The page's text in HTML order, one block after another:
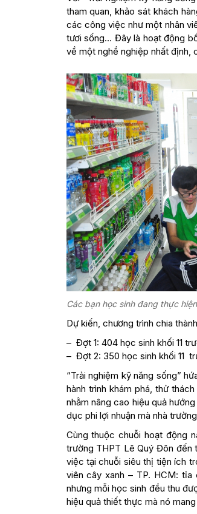
tham quan, khảo sát khách
các công việc như một nhân
tươi sống… Đây là hoạt động
về một nghề nghiệp nhất định,
Các bạn học sinh đang thực
Dự kiến, chương trình chia
– Đợt 1: 404 học sinh khối 11
– Đợt 2: 350 học sinh khối 11
“Trải nghiệm kỹ năng sống”
hành trình khám phá, thử
nhằm nâng cao hiệu quả
dục phi lợi nhuận mà nhà
Cùng thuộc chuỗi hoạt động
trường THPT Lê Quý Đôn đến
việc tại chuỗi siêu thị tiện ích
viên cây xanh – TP. HCM:
nhưng mỗi học sinh đều thu
hiệu quả thiết thực mà nó mang